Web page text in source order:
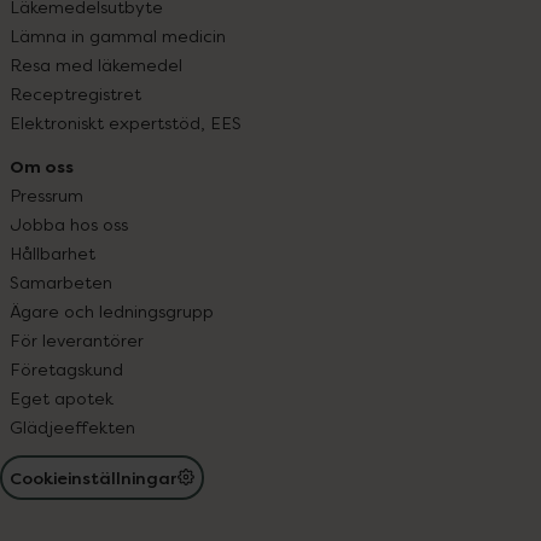
Läkemedelsutbyte
Lämna in gammal medicin
Resa med läkemedel
Receptregistret
Elektroniskt expertstöd, EES
Om oss
Pressrum
Jobba hos oss
Hållbarhet
Samarbeten
Ägare och ledningsgrupp
För leverantörer
Företagskund
Eget apotek
Glädjeeffekten
Cookieinställningar